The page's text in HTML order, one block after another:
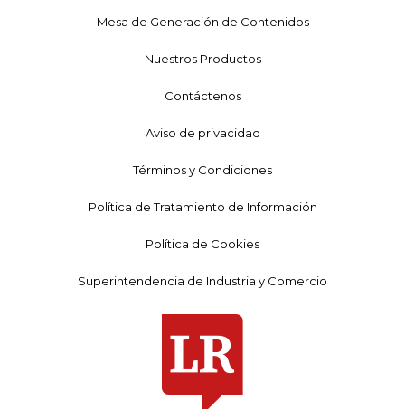
Mesa de Generación de Contenidos
Nuestros Productos
Contáctenos
Aviso de privacidad
Términos y Condiciones
Política de Tratamiento de Información
Política de Cookies
Superintendencia de Industria y Comercio